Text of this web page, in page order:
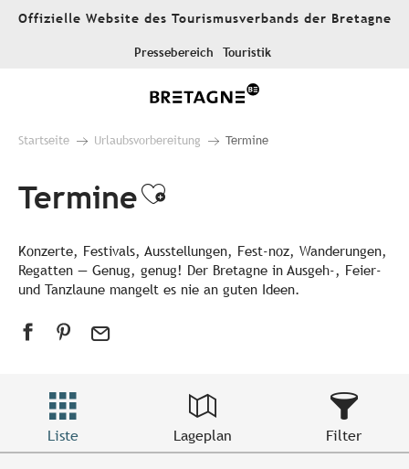
AllerOffizielle Website des Tourismusverbands der Bretagne
Pressebereich Touristik
Startseite Urlaubsvorbereitung Termine
TermineAjouter aux
Konzerte, Festivals, Ausstellungen, Fest-noz, Wanderungen,
Regatten — Genug, genug! Der Bretagne in Ausgeh-, Feier-
und Tanzlaune mangelt es nie an guten Ideen.
Liste Lageplan Filter